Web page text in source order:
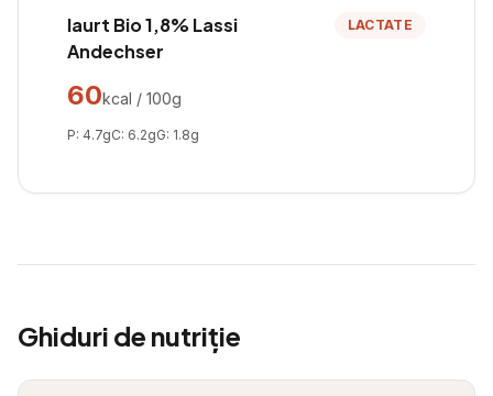
Iaurt Bio 1,8% Lassi
Andechser
LACTATE
60kcal / 100g
P: 4.7gC: 6.2gG: 1.8g
Ghiduri de nutriție